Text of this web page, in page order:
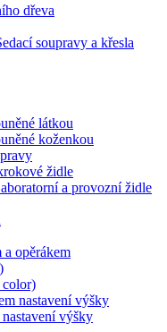
dřeva
soupravy a křesla
látkou
koženkou
židle
a provozní židle
a opěrákem
color)
nastavení výšky
výšky